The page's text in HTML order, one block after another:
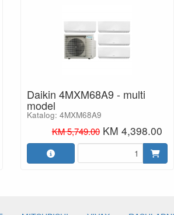
Daikin 4MXM68A9 - multi
model
Katalog: 4MXM68A9
KM 5,749.00 KM 4,398.00